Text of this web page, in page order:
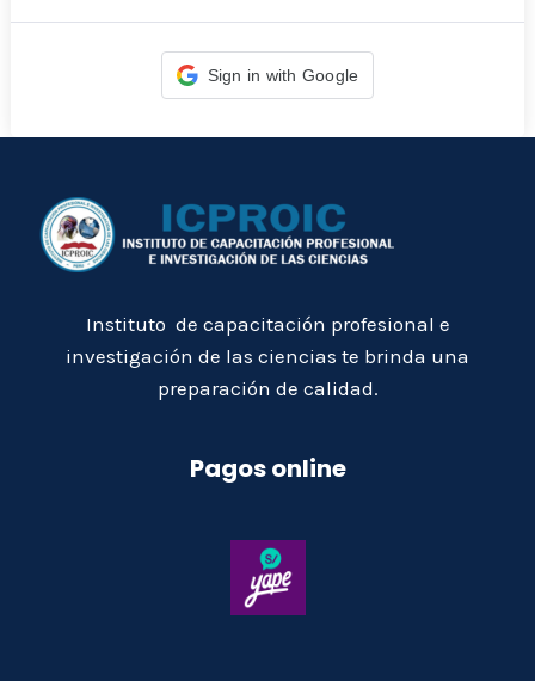
Sign in with Google
Instituto de capacitación profesional e
investigación de las ciencias te brinda una
preparación de calidad.
Pagos online